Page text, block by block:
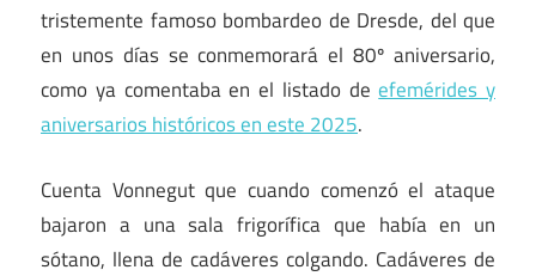
tristemente famoso bombardeo de Dresde, del que
en unos días se conmemorará el 80º aniversario,
como ya comentaba en el listado deefemérides y
aniversarios históricos en este 2025.
Cuenta Vonnegut que cuando comenzó el ataque
bajaron a una sala frigorífica que había en un
sótano, llena de cadáveres colgando. Cadáveres de